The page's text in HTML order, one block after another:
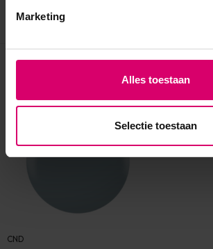
Marketing
Alles toestaan
Selectie toestaan
CND